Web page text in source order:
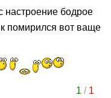
настроение бодрое
помирился вот ваще
1 / 1